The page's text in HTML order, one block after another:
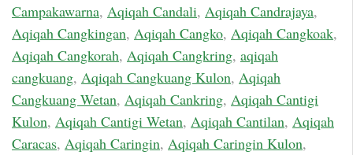
Campakawarna, Aqiqah Candali, Aqiqah Candrajaya,
Aqiqah Cangkingan, Aqiqah Cangko, Aqiqah Cangkoak,
Aqiqah Cangkorah, Aqiqah Cangkring, aqiqah
cangkuang, Aqiqah Cangkuang Kulon, Aqiqah
Cangkuang Wetan, Aqiqah Cankring, Aqiqah Cantigi
Kulon, Aqiqah Cantigi Wetan, Aqiqah Cantilan, Aqiqah
Caracas, Aqiqah Caringin, Aqiqah Caringin Kulon,